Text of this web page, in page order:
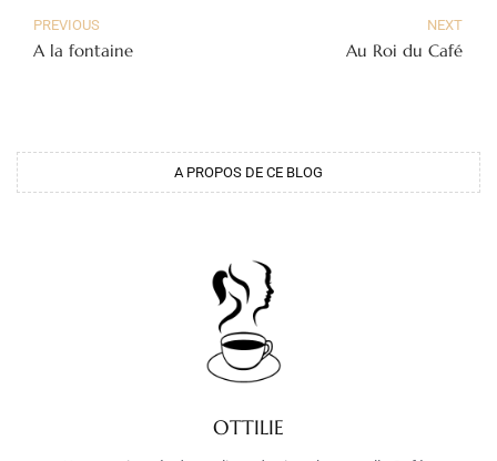
PREVIOUS
A la fontaine
NEXT
Au Roi du Café
A PROPOS DE CE BLOG
OTTILIE